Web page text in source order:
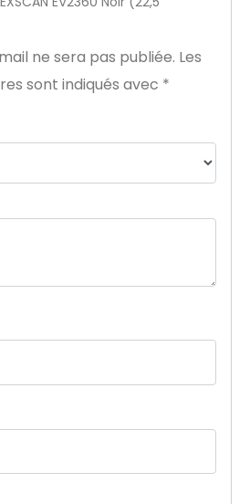
ne sera pas publiée. Les
sont indiqués avec *